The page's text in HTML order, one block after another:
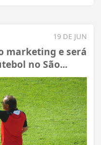
19 DE JUN
marketing e será
no São...